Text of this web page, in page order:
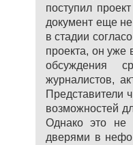
поступил
документ еще
в стадии
проекта, он уже
обсуждения
журналистов,
Представители
возможностей
Однако это не
дверями в